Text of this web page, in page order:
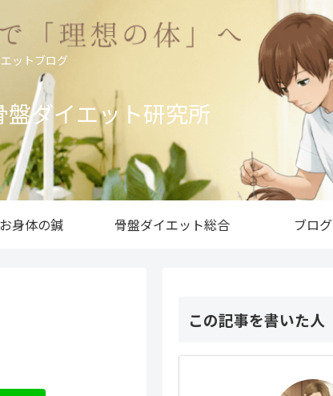
ットブログ
ダイエット研究所
お身体の鍼 骨盤ダイエット総合 ブログ
この記事を書いた人